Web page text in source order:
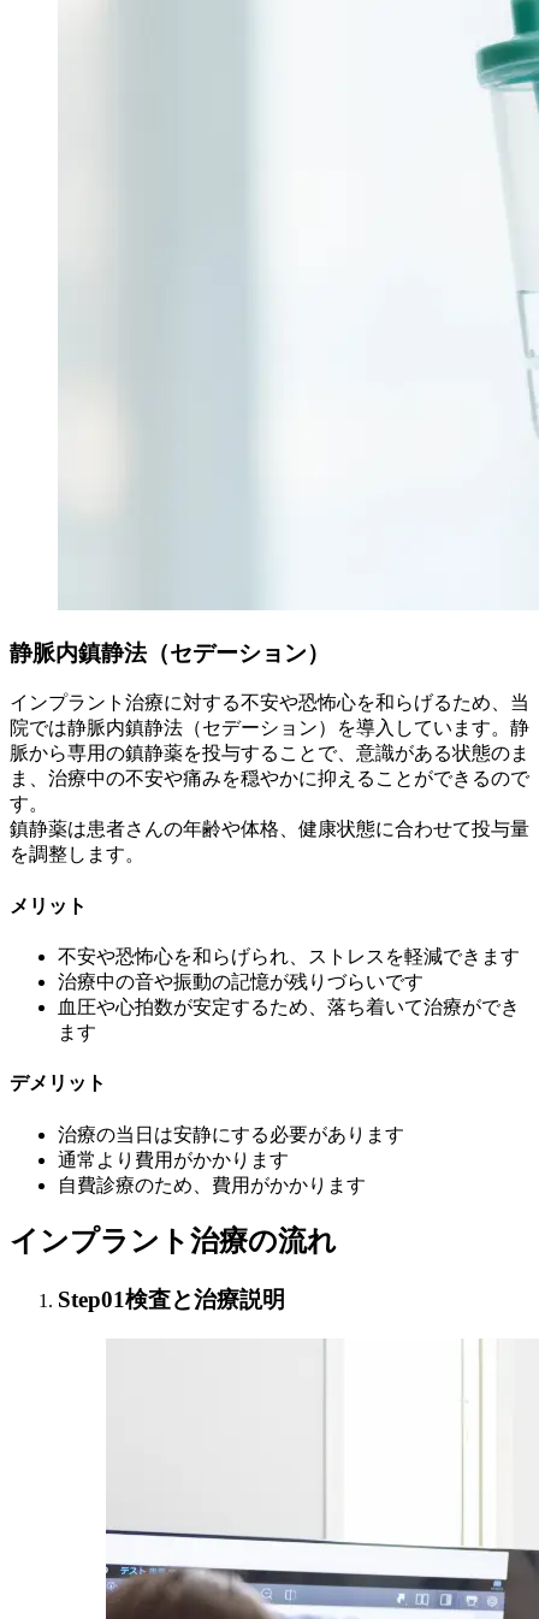
静脈内鎮静法（セデーション）
インプラント治療に対する不安や恐怖心を和らげるため、当
院では静脈内鎮静法（セデーション）を導入しています。静
脈から専用の鎮静薬を投与することで、意識がある状態のま
ま、治療中の不安や痛みを穏やかに抑えることができるので
す。
鎮静薬は患者さんの年齢や体格、健康状態に合わせて投与量
を調整します。
メリット
不安や恐怖心を和らげられ、ストレスを軽減できます
治療中の音や振動の記憶が残りづらいです
血圧や心拍数が安定するため、落ち着いて治療ができ
ます
デメリット
治療の当日は安静にする必要があります
通常より費用がかかります
自費診療のため、費用がかかります
インプラント治療の流れ
Step01検査と治療説明